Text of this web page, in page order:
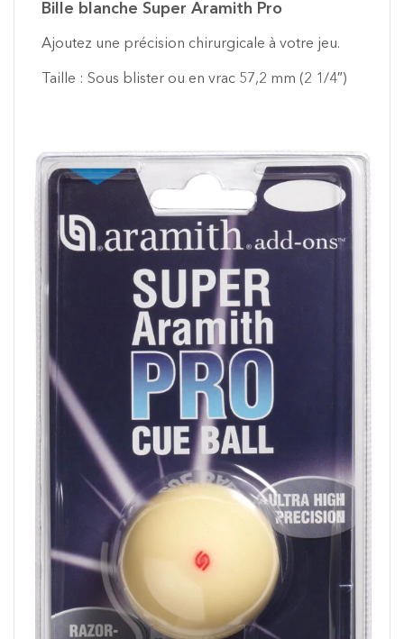
Bille blanche Super Aramith Pro
Ajoutez une précision chirurgicale à votre jeu.
Taille : Sous blister ou en vrac 57,2 mm (2 1/4″)